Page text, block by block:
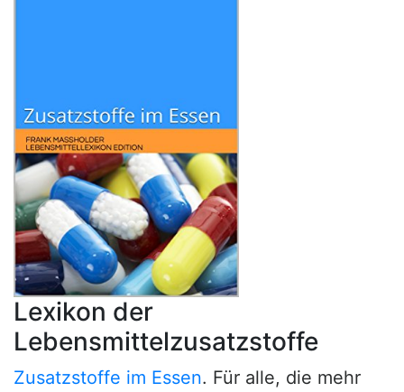
Lexikon der
Lebensmittelzusatzstoffe
Zusatzstoffe im Essen. Für alle, die mehr